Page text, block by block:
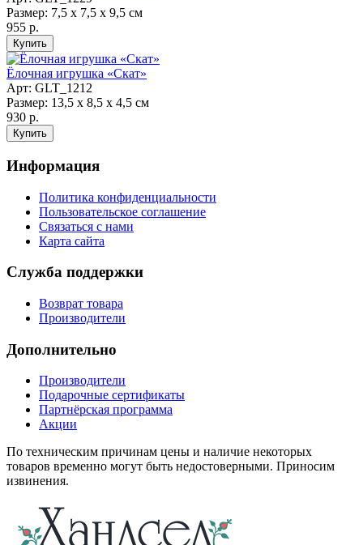
Размер: 7,5 х 7,5 х 9,5 см
955 р.
Ёлочная игрушка «Скат»
Арт: GLT_1212
Размер: 13,5 х 8,5 х 4,5 см
930 р.
Информация
Политика конфиденциальности
Пользовательское соглашение
Связаться с нами
Карта сайта
Служба поддержки
Возврат товара
Производители
Дополнительно
Производители
Подарочные сертификаты
Партнёрская программа
Акции
По техническим причинам цены и наличие некоторых
товаров временно могут быть недостоверными. Приносим
извинения.